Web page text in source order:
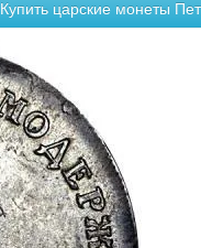
Купить царские монеты